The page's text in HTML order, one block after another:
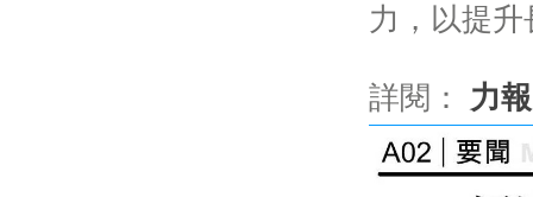
力，以提
詳閱： 力報